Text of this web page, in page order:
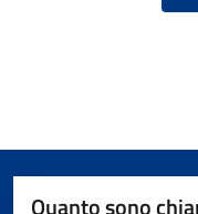
Quanto sono